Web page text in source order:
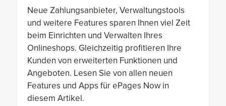
Neue Zahlungsanbieter, Verwaltungstools
und weitere Features sparen Ihnen viel Zeit
beim Einrichten und Verwalten Ihres
Onlineshops. Gleichzeitig profitieren Ihre
Kunden von erweiterten Funktionen und
Angeboten. Lesen Sie von allen neuen
Features und Apps für ePages Now in
diesem Artikel.